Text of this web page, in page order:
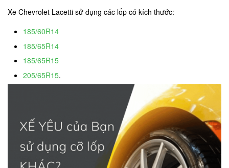
Xe Chevrolet Lacetti sử dụng các lốp có kích thước:
185/60R14
185/65R14
185/65R15
205/65R15.